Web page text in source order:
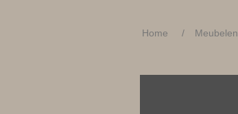
Home / Meubelen